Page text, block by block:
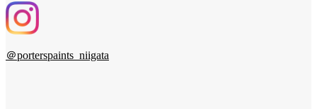
＠porterspaints_niigata